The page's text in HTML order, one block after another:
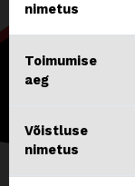
nimetus
Toimumise
aeg
Võistluse
nimetus